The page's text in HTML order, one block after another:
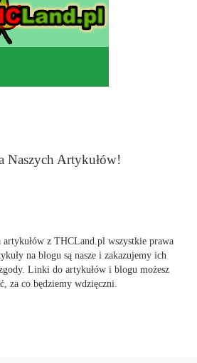
Naszych Artykułów!
z THCLand.pl wszystkie prawa
na blogu są nasze i zakazujemy ich
Linki do artykułów i blogu możesz
za co będziemy wdzięczni.